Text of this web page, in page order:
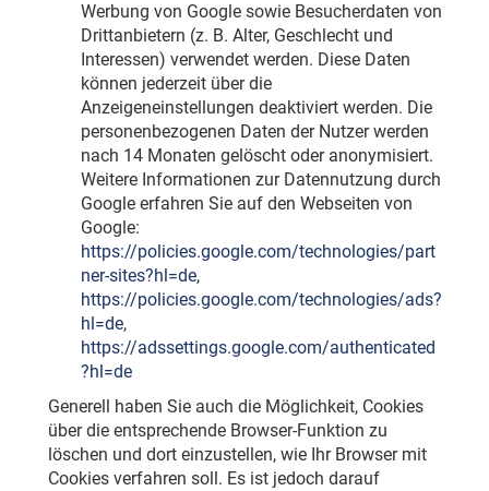
Werbung von Google sowie Besucherdaten von
Drittanbietern (z. B. Alter, Geschlecht und
Interessen) verwendet werden. Diese Daten
können jederzeit über die
Anzeigeneinstellungen deaktiviert werden. Die
personenbezogenen Daten der Nutzer werden
nach 14 Monaten gelöscht oder anonymisiert.
Weitere Informationen zur Datennutzung durch
Google erfahren Sie auf den Webseiten von
Google:
https://policies.google.com/technologies/part
ner-sites?hl=de,
https://policies.google.com/technologies/ads?
hl=de,
https://adssettings.google.com/authenticated
?hl=de
Generell haben Sie auch die Möglichkeit, Cookies
über die entsprechende Browser-Funktion zu
löschen und dort einzustellen, wie Ihr Browser mit
Cookies verfahren soll. Es ist jedoch darauf